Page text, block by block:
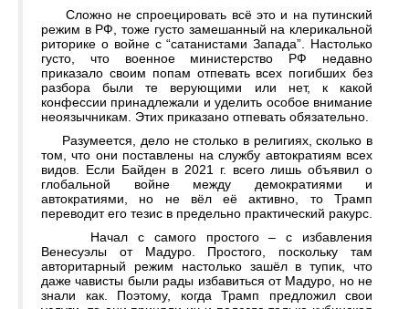
Сложно не спроецировать всё это и на путинский
режим в РФ, тоже густо замешанный на клерикальной
риторике о войне с “сатанистами Запада”. Настолько
густо, что военное министерство РФ недавно
приказало своим попам отпевать всех погибших без
разбора были те верующими или нет, к какой
конфессии принадлежали и уделить особое внимание
неоязычникам. Этих приказано отпевать обязательно.
Разумеется, дело не столько в религиях, сколько в
том, что они поставлены на службу автократиям всех
видов. Если Байден в 2021 г. всего лишь объявил о
глобальной войне между демократиями и
автократиями, но не вёл её активно, то Трамп
переводит его тезис в предельно практический ракурс.
Начал с самого простого – с избавления
Венесуэлы от Мадуро. Простого, поскольку там
авторитарный режим настолько зашёл в тупик, что
даже чависты были рады избавиться от Мадуро, но не
знали как. Поэтому, когда Трамп предложил свои